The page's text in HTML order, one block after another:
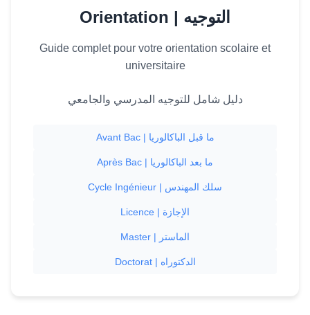
Orientation | التوجيه
Guide complet pour votre orientation scolaire et
universitaire
دليل شامل للتوجيه المدرسي والجامعي
Avant Bac | ما قبل الباكالوريا
Après Bac | ما بعد الباكالوريا
Cycle Ingénieur | سلك المهندس
Licence | الإجازة
Master | الماستر
Doctorat | الدكتوراه